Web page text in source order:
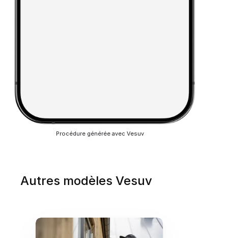
Procédure générée avec Vesuv
Autres modèles Vesuv